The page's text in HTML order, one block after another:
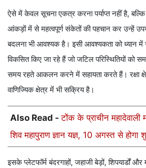
ऐसे में केवल सूचना एकत्र करना पर्याप्त नहीं है, बल्कि
आंकड़ों में से महत्वपूर्ण संकेतों की पहचान कर उन्हें
बदलना भी आवश्यक है। इसी आवश्यकता को ध्यान
विकसित किए जा रहे हैं जो जटिल परिस्थितियों को
समय रहते आकलन करने में सहायता करते हैं। रक्षा
वाणिज्यिक क्षेत्र में भी सक्रिय है।
Also Read -टोंक के प्राचीन महादेवाली
शिव महापुराण ज्ञान यज्ञ, 10 अगस्त से होगा
इसके प्लेटफॉर्म बंदरगाहों, जहाजी बेड़ों, शिपयार्डों और